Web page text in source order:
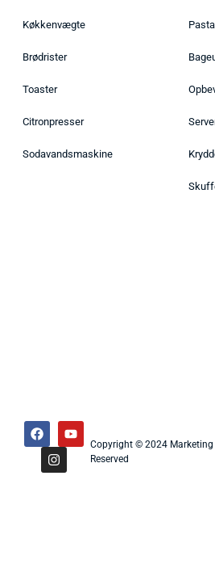
Køkkenvægte
Brødrister
Toaster
Citronpresser
Sodavandsmaskine
Copyright © 2024
Reserved